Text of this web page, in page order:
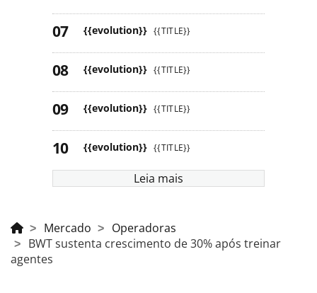
{{evolution}} {{TITLE}}
{{evolution}} {{TITLE}}
{{evolution}} {{TITLE}}
{{evolution}} {{TITLE}}
Leia mais
Mercado
Operadoras
BWT sustenta crescimento de 30% após treinar
agentes